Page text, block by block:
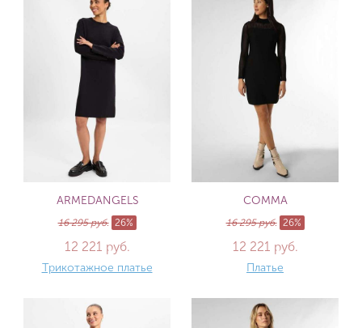
ARMEDANGELS
16 295 руб. 26%
12 221 руб.
Трикотажное платье
COMMA
16 295 руб. 26%
12 221 руб.
Платье